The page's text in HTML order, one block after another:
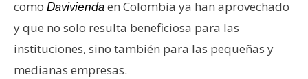
como Daviviendaen Colombia ya han aprovechado
y que no solo resulta beneficiosa para las
instituciones, sino también para las pequeñas y
medianas empresas.